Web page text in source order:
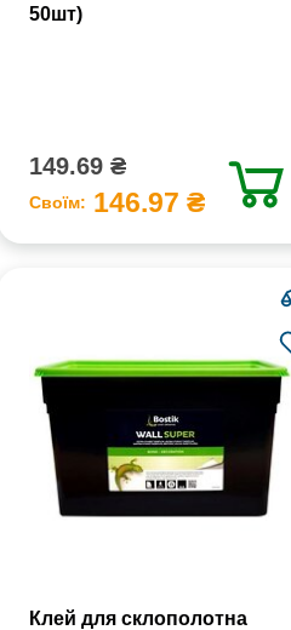
50шт)
149.69 ₴
Своїм: 146.97 ₴
Клей для склополотна